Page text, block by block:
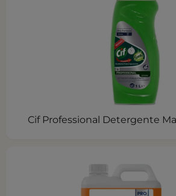
Cif Professional Detergente